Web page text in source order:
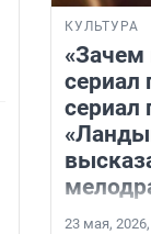
КУЛЬТУРА
«Зачем
сериал
сериал
23 мая,